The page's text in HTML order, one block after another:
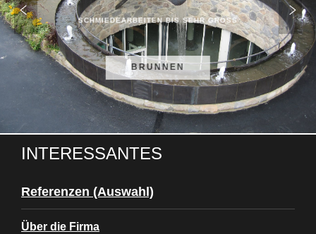
SCHMIEDEARBEITEN BIS SEHR GROSS
BRUNNEN
INTERESSANTES
Referenzen (Auswahl)
Über die Firma